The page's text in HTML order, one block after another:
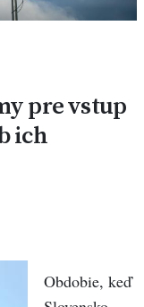
pre vstup
ich
Obdobie, keď